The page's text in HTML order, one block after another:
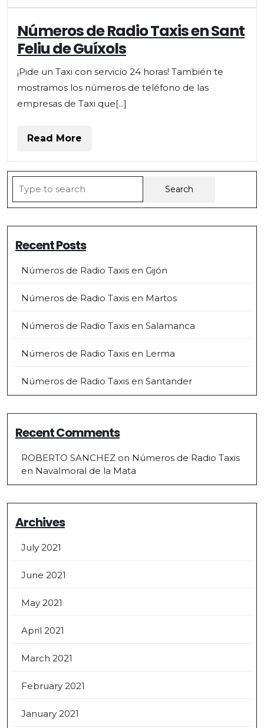
Números
de
Radio
en
Sant
Feliu
Números de Radio Taxis en Sant
Feliu de Guíxols
¡Pide un Taxi con servicio 24 horas! También te
mostramos los números de teléfono de las
empresas de Taxi que[...]
Read More
for:
Recent Posts
Números de Radio Taxis en Gijón
Números de Radio Taxis en Martos
Números de Radio Taxis en Salamanca
Números de Radio Taxis en Lerma
Números de Radio Taxis en Santander
Recent Comments
ROBERTO SANCHEZ on Números de Radio Taxis
en Navalmoral de la Mata
Archives
July 2021
June 2021
May 2021
April 2021
March 2021
February 2021
January 2021